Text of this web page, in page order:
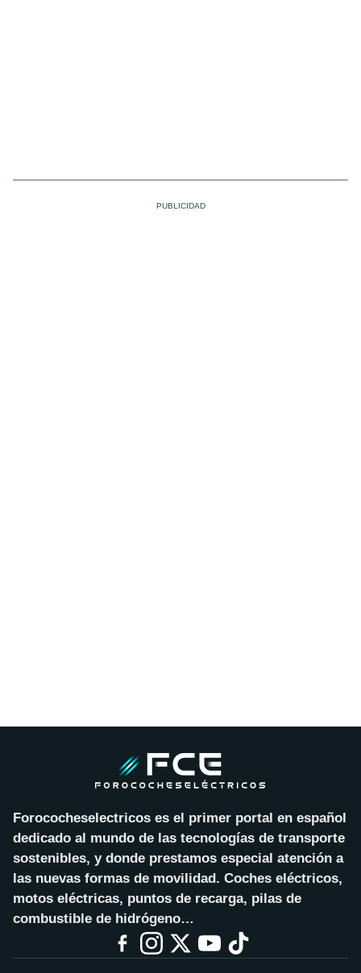
Forococheselectricos es el primer portal en español
dedicado al mundo de las tecnologías de transporte
sostenibles, y donde prestamos especial atención a
las nuevas formas de movilidad. Coches eléctricos,
motos eléctricas, puntos de recarga, pilas de
combustible de hidrógeno…